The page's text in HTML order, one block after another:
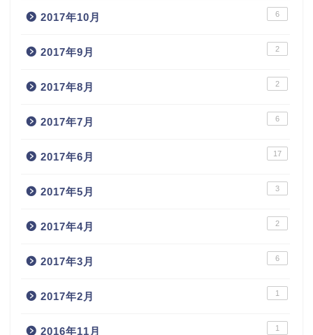
2017年10月 6
2017年9月 2
2017年8月 2
2017年7月 6
2017年6月 17
2017年5月 3
2017年4月 2
2017年3月 6
2017年2月 1
2016年11月 1